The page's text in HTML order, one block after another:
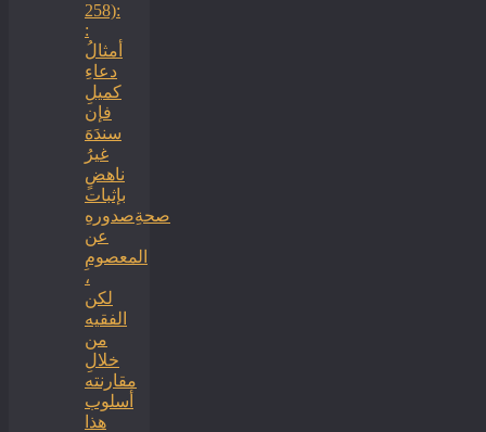
258):
:
أمثالُ
دعاءِ
كميلِ
فإن
سندَهَ
غيرُ
ناهضٍ
بإثبات
صحةِصدورهِ
عن
المعصومِ
،
لكن
الفقيه
من
خلالِ
مقارنته
أسلوب
هذا